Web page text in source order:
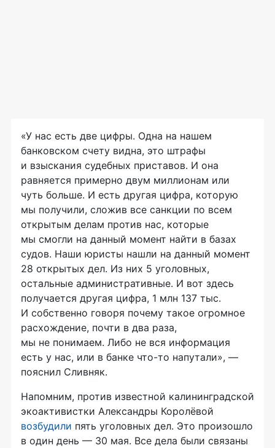
«У нас есть две цифры. Одна на нашем
банковском счету видна, это штрафы
и взыскания судебных приставов. И она
равняется примерно двум миллионам или
чуть больше. И есть другая цифра, которую
мы получили, сложив все санкции по всем
открытым делам против нас, которые
мы смогли на данный момент найти в базах
судов. Наши юристы нашли на данный момент
28 открытых дел. Из них 5 уголовных,
остальные административные. И вот здесь
получается другая цифра, 1 млн 137 тыс.
И собственно говоря почему такое огромное
расхождение, почти в два раза,
мы не понимаем. Либо не вся информация
есть у нас, или в банке что-то напутали», —
пояснил Сливняк.
Напомним, против известной калининградской
экоактивистки Александры Королёвой
возбудили пять уголовных дел. Это произошло
в один день — 30 мая. Все дела были связаны